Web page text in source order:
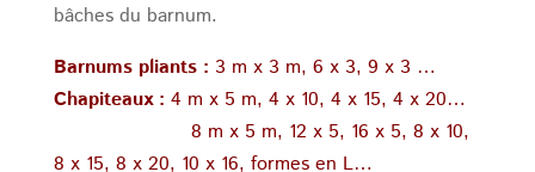
bâches du barnum.
Barnums pliants : 3 m x 3 m, 6 x 3, 9 x 3 …
Chapiteaux : 4 m x 5 m, 4 x 10, 4 x 15, 4 x 20…
8 m x 5 m, 12 x 5, 16 x 5, 8 x 10,
8 x 15, 8 x 20, 10 x 16, formes en L…